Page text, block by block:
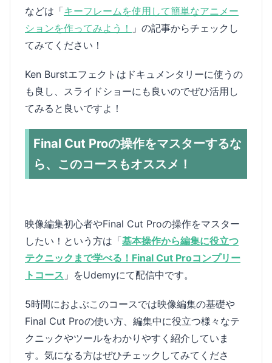
などは「キーフレームを使用して簡単なアニメー
ションを作ってみよう！
」の記事からチェックし
てみてください！
Ken Burstエフェクトはドキュメンタリーに使うの
も良し、スライドショーにも良いのでぜひ活用し
てみると良いですよ！
Final Cut Proの操作をマスターするな
ら、このコースもオススメ！
映像編集初心者やFinal Cut Proの操作をマスター
したい！という方は「基本操作から編集に役立つ
テクニックまで学べる！Final Cut Proコンプリー
トコース 」をUdemyにて配信中です。
5時間におよぶこのコースでは映像編集の基礎や
Final Cut Proの使い方、編集中に役立つ様々なテ
クニックやツールをわかりやすく紹介していま
す。気になる方はぜひチェックしてみてくださ